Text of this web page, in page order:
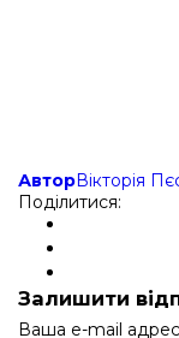
АвторВікторія
Поділитися:
Залишити
Ваша e-mail